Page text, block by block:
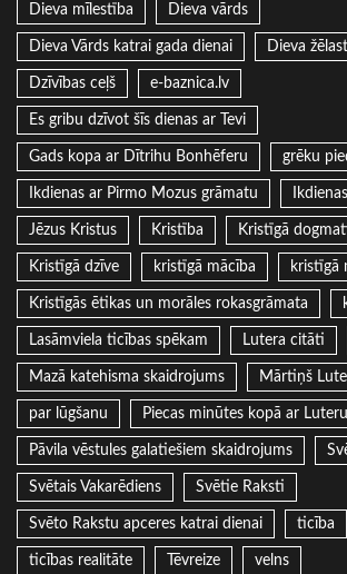
Dieva mīlestība Dieva vārds
Dieva Vārds katrai gada dienai Dieva
Dzīvības ceļš e-baznica.lv
Es gribu dzīvot šīs dienas ar Tevi
Gads kopa ar Dītrihu Bonhēferu grēku
Ikdienas ar Pirmo Mozus grāmatu
Jēzus Kristus Kristība Kristīgā
Kristīgā dzīve kristīgā mācība kristīgā
Kristīgās ētikas un morāles rokasgrāmata
Lasāmviela ticības spēkam Lutera citāti
Mazā katehisma skaidrojums Mārtiņš
par lūgšanu Piecas minūtes kopā ar Luteru
Pāvila vēstules galatiešiem skaidrojums
Svētais Vakarēdiens Svētie Raksti
Svēto Rakstu apceres katrai dienai ticība
ticības realitāte Tēvreize velns